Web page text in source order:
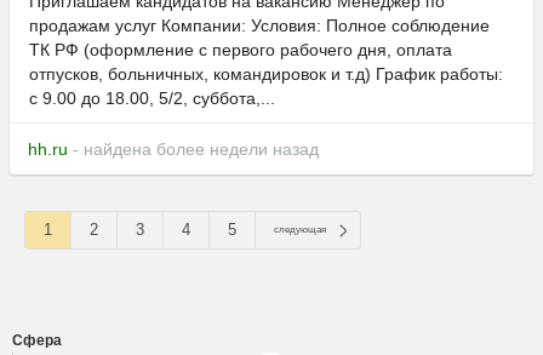
продажам услуг Компании: Условия: Полное соблюдение
ТК РФ (оформление с первого рабочего дня, оплата
отпусков, больничных, командировок и т.д) График работы:
с 9.00 до 18.00, 5/2, суббота,...
hh.ru - найдена более недели назад
1 2 3 4 5 следующая
Сфера